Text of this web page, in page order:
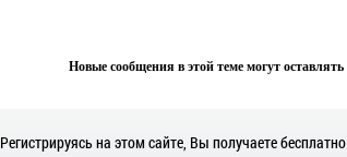
Новые сообщения в этой теме могут
Регистрируясь на этом сайте, Вы получаете